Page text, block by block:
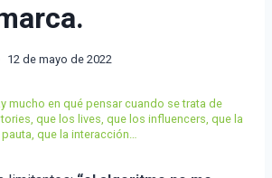
12 de mayo de 2022
mucho en qué pensar cuando se trata de
que los lives, que los influencers, que la
pauta, que la interacción…